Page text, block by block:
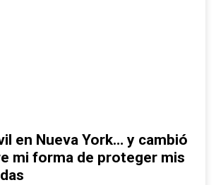
en Nueva York… y cambió
mi forma de proteger mis